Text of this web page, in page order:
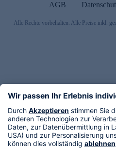
AGB
Alle Rechte vorbehalten. Alle Preise inkl.